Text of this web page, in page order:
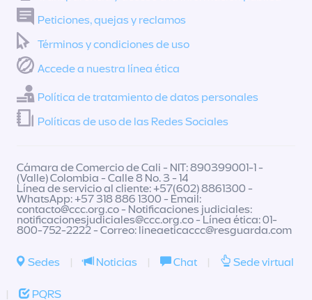
Peticiones, quejas y reclamos
Términos y condiciones de uso
Accede a nuestra línea ética
Política de tratamiento de datos personales
Políticas de uso de las Redes Sociales
Cámara de Comercio de Cali - NIT: 890399001-1 -
(Valle) Colombia - Calle 8 No. 3 - 14
Línea de servicio al cliente: +57(602) 8861300 -
WhatsApp: +57 318 886 1300 - Email:
contacto@ccc.org.co- Notificaciones judiciales:
notificacionesjudiciales@ccc.org.co- Línea ética: 01-
800-752-2222 - Correo: lineaeticaccc@resguarda.com
Sedes | Noticias | Chat | Sede virtual
| PQRS